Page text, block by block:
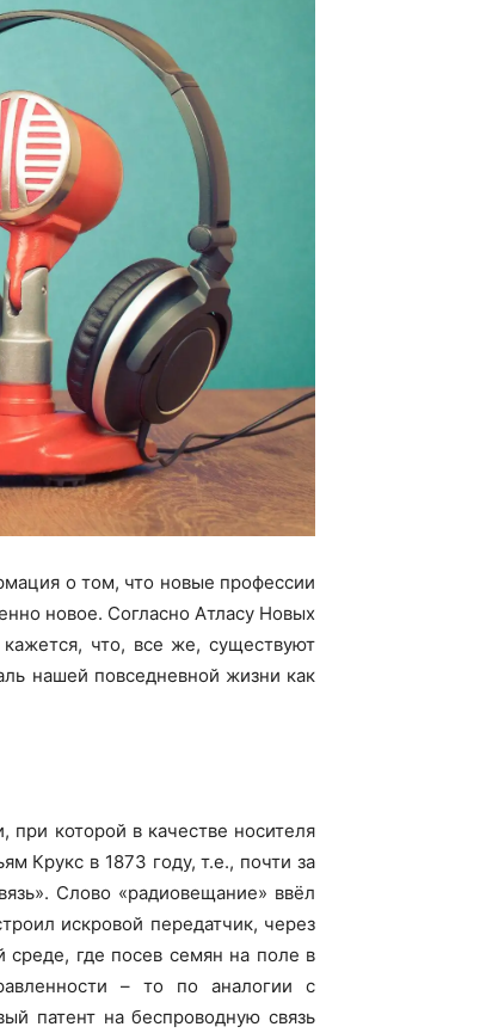
о том, что новые профессии
новое. Согласно Атласу Новых
что, все же, существуют
нашей повседневной жизни как
при которой в качестве носителя
Крукс в 1873 году, т.е., почти за
Слово «радиовещание» ввёл
искровой передатчик, через
где посев семян на поле в
– то по аналогии с
патент на беспроводную связь